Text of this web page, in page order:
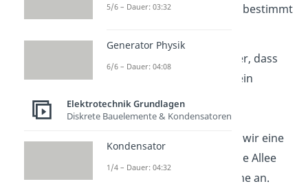
Knotengleichung I
=0 bestimmt
Die beste Nachricht ist aber, dass
die Graphentheorie auch ein
Verfahren bietet die linear
unabhängige Maschen zu
bestimmen. Dazu machen wir eine
kleine Spritztour durch eine Allee
und schauen uns die Bäume an.
5/6 – Dauer: 03:32
Generator Physik
6/6 – Dauer: 04:08
Elektrotechnik Grundlagen
Diskrete Bauelemente & Kondensatoren
Kondensator
1/4 – Dauer: 04:32